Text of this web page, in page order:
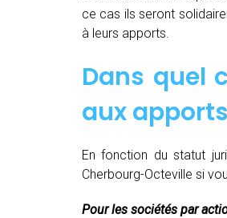
ce cas ils seront
à leurs apports.
Dans quel
aux
En fonction du statut
Cherbourg-Octeville si
Pour les sociétés par